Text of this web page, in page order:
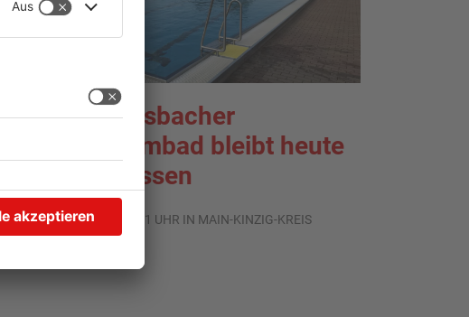
Wächtersbacher
Schwimmbad bleibt heute
geschlossen
05.08.2026, 07:31 UHR IN MAIN-KINZIG-KREIS